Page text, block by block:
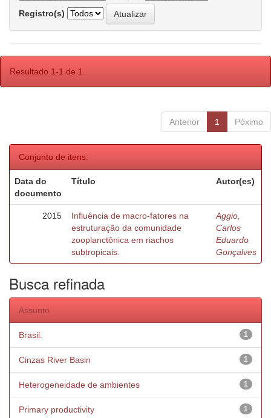
Registro(s)
Resultado 1-1 de 1.
Anterior 1 Póximo
Conjunto de itens:
Data do
documento
Título Autor(es)
2015
Influência de macro-fatores na
estruturação da comunidade
zooplanctônica em riachos
subtropicais.
Aggio,
Carlos
Eduardo
Gonçalves
Busca refinada
Assunto
1
Brasil.
1
Cinzas River Basin
1
Heterogeneidade de ambientes
1
Primary productivity